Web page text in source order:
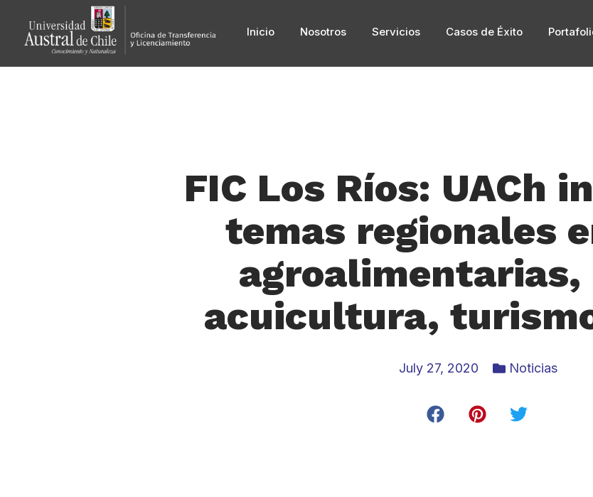
Inicio Nosotros Servicios Casos de Éxito
FIC Los Ríos: UACh
temas regionales
agroalimentarias,
acuicultura,
July 27, 2020 Noticias